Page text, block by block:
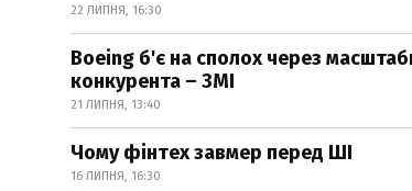
22 ЛИПНЯ, 16:30
Boeing б'є на сполох через
конкурента – ЗМІ
21 ЛИПНЯ, 13:40
Чому фінтех завмер перед ШІ
16 ЛИПНЯ, 16:30